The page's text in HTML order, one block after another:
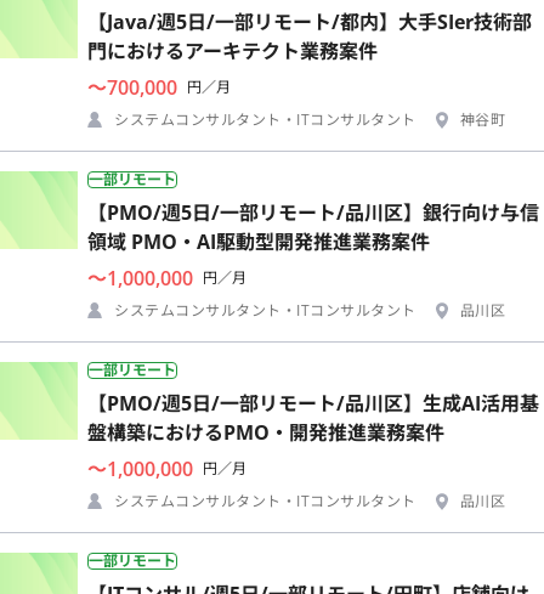
【Java/週5日/一部リモート/都内】大手SIer技術部
門におけるアーキテクト業務案件
〜700,000 円／月
システムコンサルタント・ITコンサルタント
神谷町
一部リモート
【PMO/週5日/一部リモート/品川区】銀行向け与信
領域 PMO・AI駆動型開発推進業務案件
〜1,000,000 円／月
システムコンサルタント・ITコンサルタント
品川区
一部リモート
【PMO/週5日/一部リモート/品川区】生成AI活用基
盤構築におけるPMO・開発推進業務案件
〜1,000,000 円／月
システムコンサルタント・ITコンサルタント
品川区
一部リモート